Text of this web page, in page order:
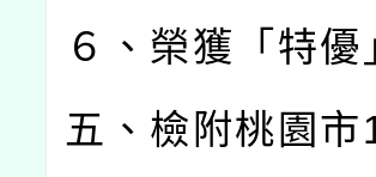
６、榮獲「特
五、檢附桃園市